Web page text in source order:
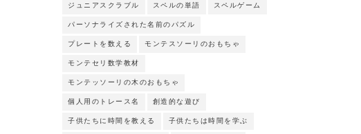
ジュニアスクラブル スペルの単語 スペルゲーム
パーソナライズされた名前のパズル
プレートを数える モンテスソーリのおもちゃ
モンテセリ数学教材
モンテッソーリの木のおもちゃ
個人用のトレース名 創造的な遊び
子供たちに時間を教える 子供たちは時間を学ぶ